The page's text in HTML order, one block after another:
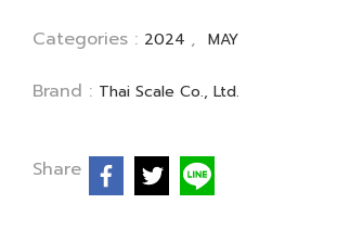
Categories : 2024 , MAY
Brand : Thai Scale Co., Ltd.
Share